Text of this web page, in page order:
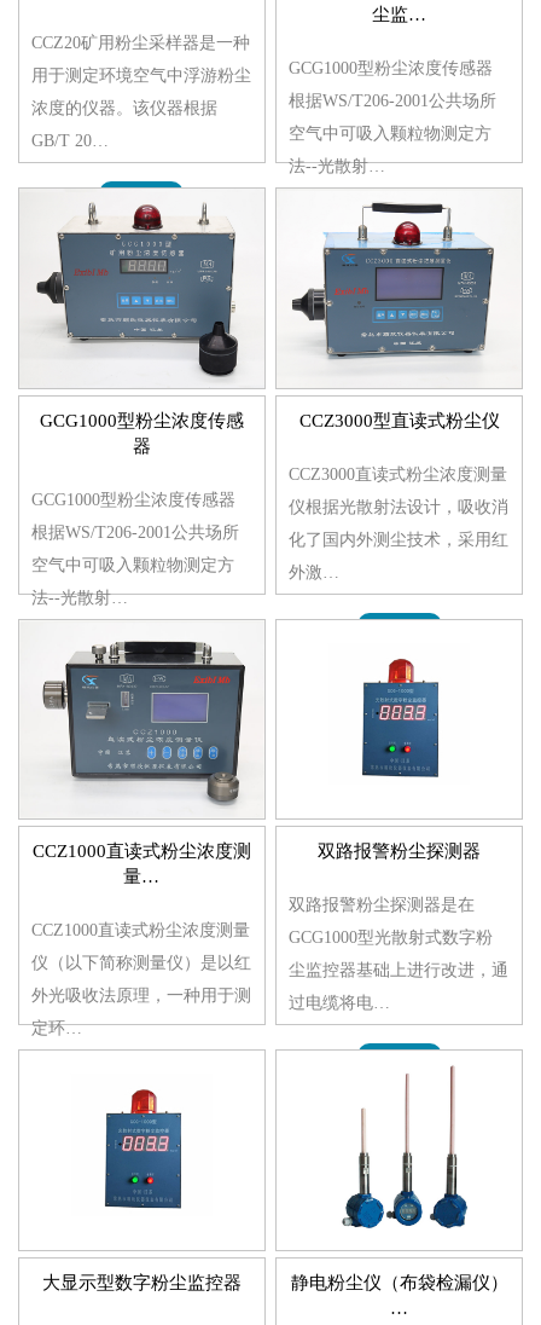
CCZ20矿用粉尘采样器是一种
用于测定环境空气中浮游粉尘
浓度的仪器。该仪器根据
GB/T 20…
MORE>>
尘监…
GCG1000型粉尘浓度传感器
根据WS/T206-2001公共场所
空气中可吸入颗粒物测定方
法--光散射…
MORE>>
GCG1000型粉尘浓度传感
器
GCG1000型粉尘浓度传感器
根据WS/T206-2001公共场所
空气中可吸入颗粒物测定方
法--光散射…
MORE>>
CCZ3000型直读式粉尘仪
CCZ3000直读式粉尘浓度测量
仪根据光散射法设计，吸收消
化了国内外测尘技术，采用红
外激…
MORE>>
CCZ1000直读式粉尘浓度测
量…
CCZ1000直读式粉尘浓度测量
仪（以下简称测量仪）是以红
外光吸收法原理，一种用于测
定环…
双路报警粉尘探测器
双路报警粉尘探测器是在
GCG1000型光散射式数字粉
尘监控器基础上进行改进，通
过电缆将电…
MORE>>
大显示型数字粉尘监控器
静电粉尘仪（布袋检漏仪）
…